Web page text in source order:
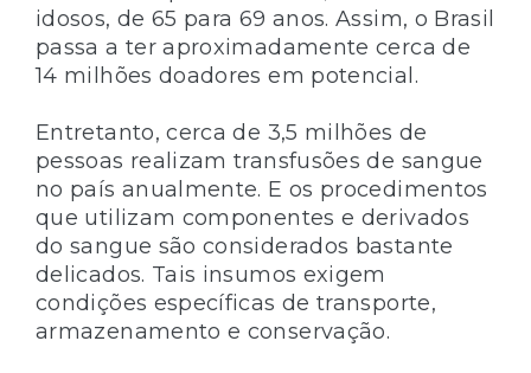
idosos, de 65 para 69 anos. Assim, o Brasil
passa a ter aproximadamente cerca de
14 milhões doadores em potencial.
Entretanto, cerca de 3,5 milhões de
pessoas realizam transfusões de sangue
no país anualmente. E os procedimentos
que utilizam componentes e derivados
do sangue são considerados bastante
delicados. Tais insumos exigem
condições específicas de transporte,
armazenamento e conservação.